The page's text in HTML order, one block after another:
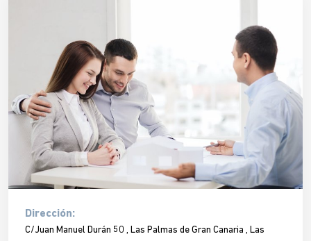
Dirección:
C/Juan Manuel Durán 50 , Las Palmas de Gran Canaria , Las